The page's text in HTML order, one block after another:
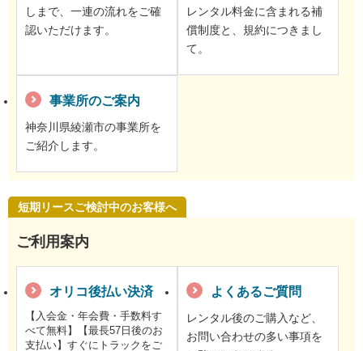
しまで、一連の流れをご確
認いただけます。
レンタル料金に含まれる補
償制度と、規約につきまし
て。
事業所のご案内
神奈川県綾瀬市の事業所を
ご紹介します。
短期リースご検討中のお客様へ
ご利用案内
オリコ後払い決済
【入会金・年会費・手数料す
べて無料】【最長57日後のお
支払い】すぐにトラックをご
よくあるご質問
レンタル後のご購入など、
お問い合わせの多い事項を